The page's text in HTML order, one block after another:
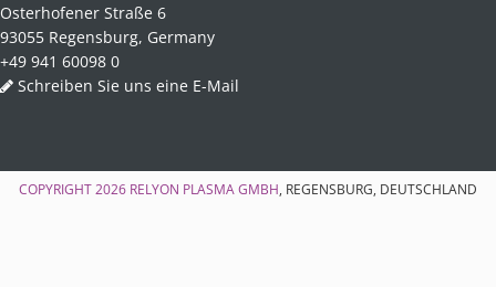
Osterhofener Straße 6
93055 Regensburg, Germany
+49 941 60098 0
Schreiben Sie uns eine E-Mail
COPYRIGHT 2026 RELYON PLASMA GMBH, REGENSBURG, DEUTSCHLAND